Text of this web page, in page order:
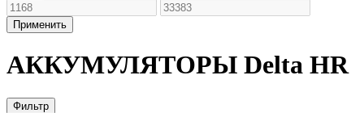
Применить
АККУМУЛЯТОРЫ Delta HR
Фильтр